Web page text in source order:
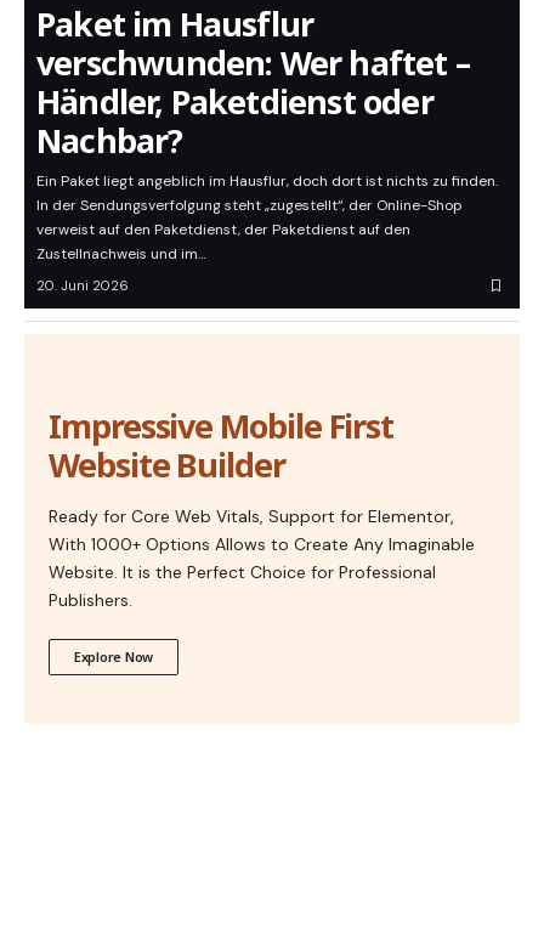
Paket im Hausflur
verschwunden: Wer haftet –
Händler, Paketdienst oder
Nachbar?
Ein Paket liegt angeblich im Hausflur, doch dort ist nichts zu finden.
In der Sendungsverfolgung steht „zugestellt“, der Online-Shop
verweist auf den Paketdienst, der Paketdienst auf den
Zustellnachweis und im…
20. Juni 2026
Impressive Mobile First
Website Builder
Ready for Core Web Vitals, Support for Elementor,
With 1000+ Options Allows to Create Any Imaginable
Website. It is the Perfect Choice for Professional
Publishers.
Explore Now